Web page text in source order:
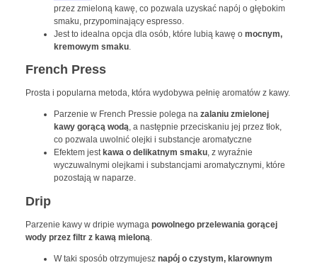
przez zmieloną kawę, co pozwala uzyskać napój o głębokim
smaku, przypominający espresso.
Jest to idealna opcja dla osób, które lubią kawę o mocnym,
kremowym smaku.
French Press
Prosta i popularna metoda, która wydobywa pełnię aromatów z kawy.
Parzenie w French Pressie polega na zalaniu zmielonej
kawy gorącą wodą, a następnie przeciskaniu jej przez tłok,
co pozwala uwolnić olejki i substancje aromatyczne
Efektem jest kawa o delikatnym smaku, z wyraźnie
wyczuwalnymi olejkami i substancjami aromatycznymi, które
pozostają w naparze.
Drip
Parzenie kawy w dripie wymaga powolnego przelewania gorącej
wody przez filtr z kawą mieloną.
W taki sposób otrzymujesz napój o czystym, klarownym